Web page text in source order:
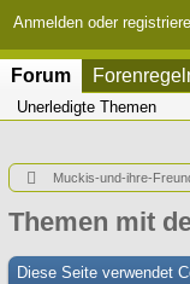
Anmelden oder
Forum
Unerledigte Themen
Muckis-und-ihre-
Themen mit
Diese Seite verwendet